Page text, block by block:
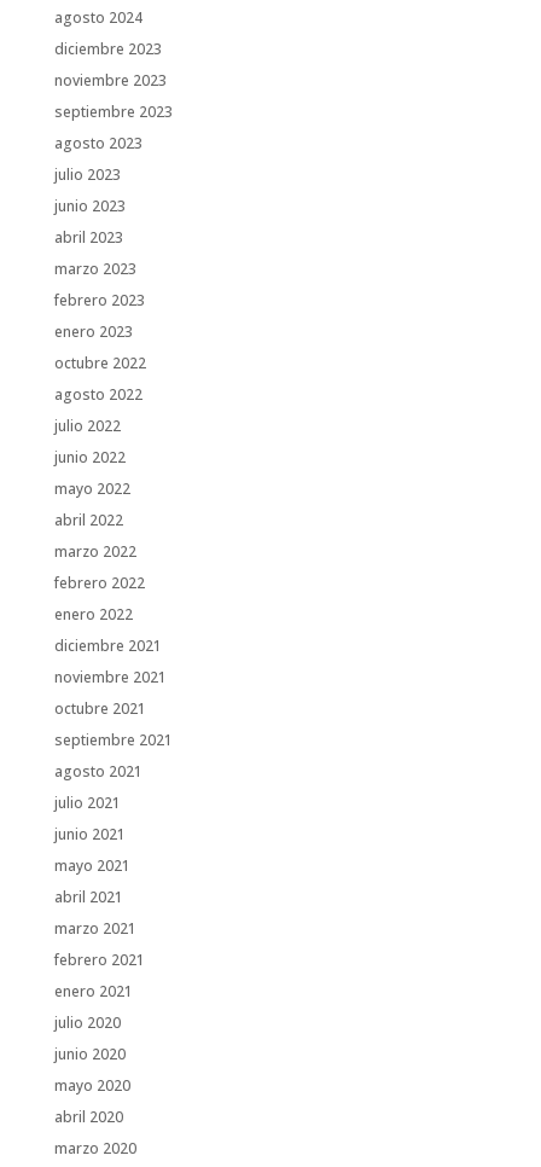
agosto 2024
diciembre 2023
noviembre 2023
septiembre 2023
agosto 2023
julio 2023
junio 2023
abril 2023
marzo 2023
febrero 2023
enero 2023
octubre 2022
agosto 2022
julio 2022
junio 2022
mayo 2022
abril 2022
marzo 2022
febrero 2022
enero 2022
diciembre 2021
noviembre 2021
octubre 2021
septiembre 2021
agosto 2021
julio 2021
junio 2021
mayo 2021
abril 2021
marzo 2021
febrero 2021
enero 2021
julio 2020
junio 2020
mayo 2020
abril 2020
marzo 2020